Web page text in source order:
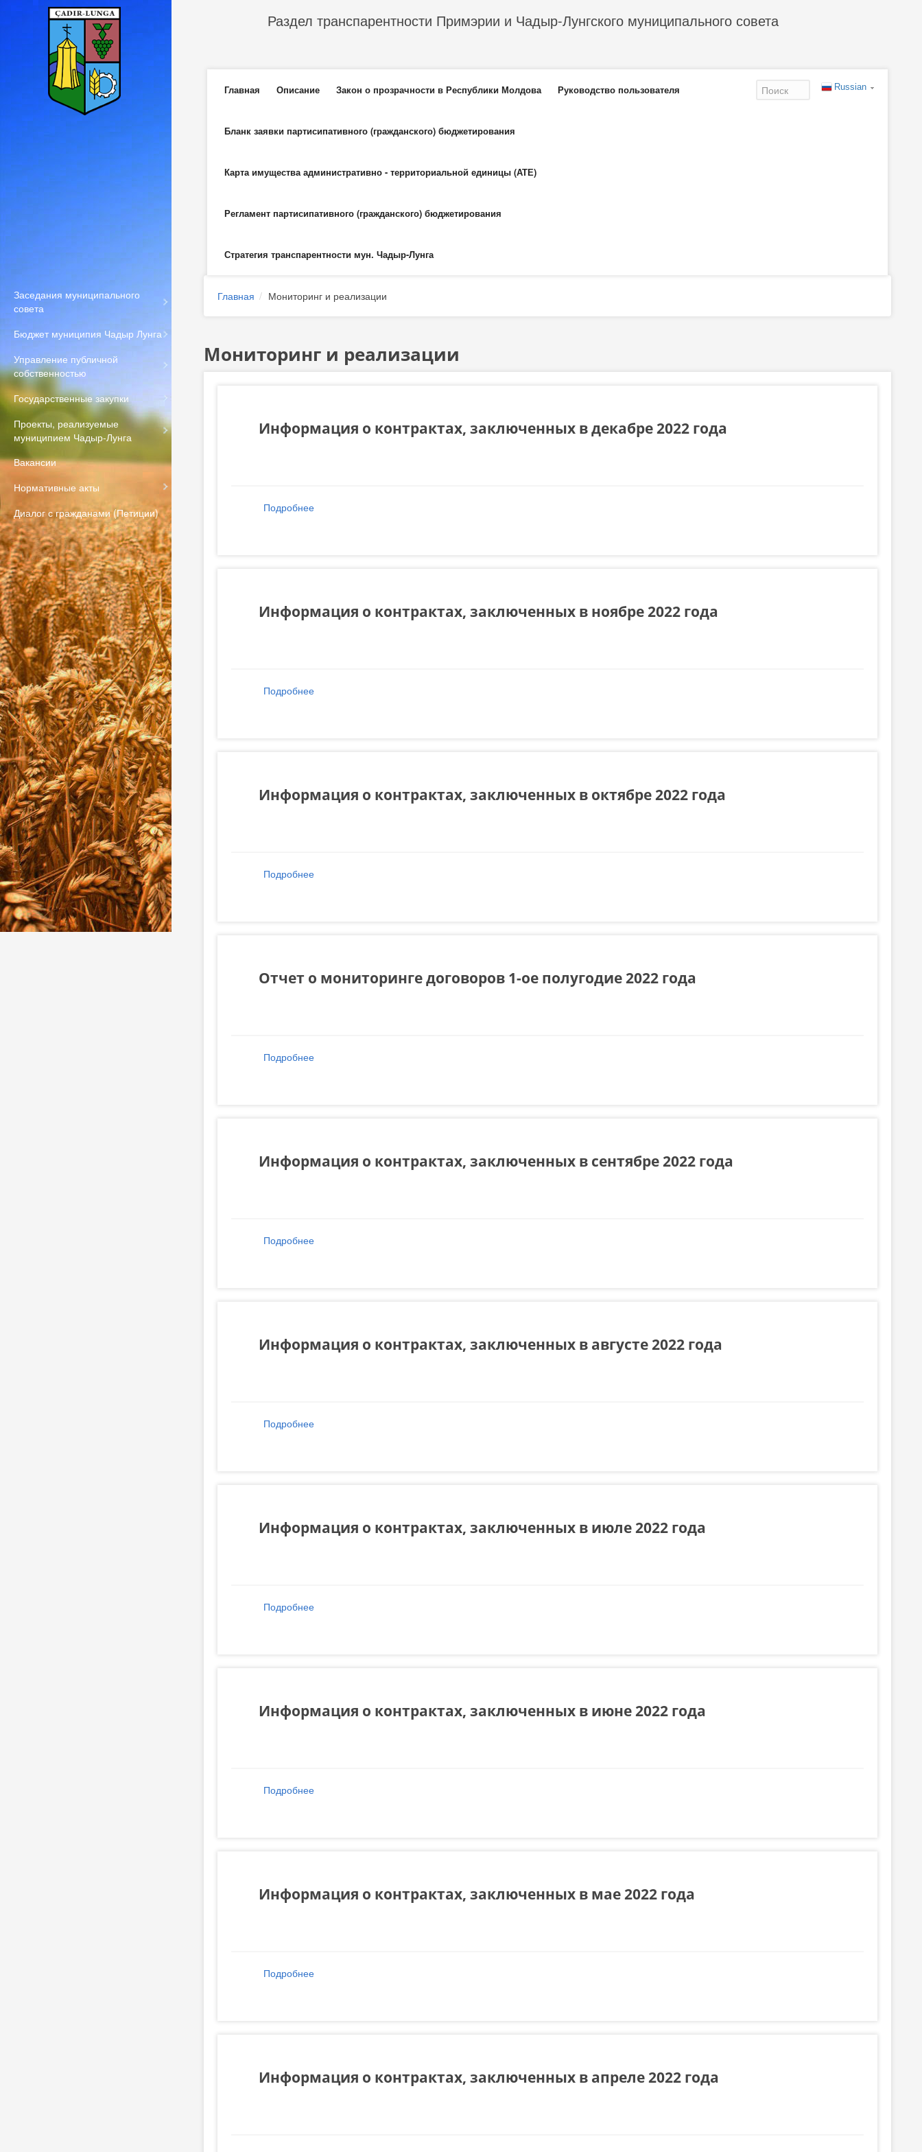
Перейти к основному содержанию
Раздел транспарентности Примэрии и Чадыр-Лунгского муниципального совета
Главное меню
Главная Описание Закон о прозрачности в Республики Молдова Руководство пользователя
Бланк заявки партисипативного (гражданского) бюджетирования
Карта имущества административно - территориальной единицы (АТЕ)
Регламент партисипативного (гражданского) бюджетирования
Стратегия транспарентности мун. Чадыр-Лунга
Russian
Заседания муниципального
совета
Бюджет муниципия Чадыр Лунга
Управление публичной
собственностью
Государственные закупки
Проекты, реализуемые
муниципием Чадыр-Лунга
Вакансии
Нормативные акты
Диалог с гражданами (Петиции)
Главная Мониторинг и реализации
Мониторинг и реализации
Информация о контрактах, заключенных в декабре 2022 года
Подробнее
Информация о контрактах, заключенных в ноябре 2022 года
Подробнее
Информация о контрактах, заключенных в октябре 2022 года
Подробнее
Отчет о мониторинге договоров 1-ое полугодие 2022 года
Подробнее
Информация о контрактах, заключенных в сентябре 2022 года
Подробнее
Информация о контрактах, заключенных в августе 2022 года
Подробнее
Информация о контрактах, заключенных в июле 2022 года
Подробнее
Информация о контрактах, заключенных в июне 2022 года
Подробнее
Информация о контрактах, заключенных в мае 2022 года
Подробнее
Информация о контрактах, заключенных в апреле 2022 года